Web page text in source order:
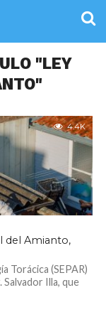
"LEY
4.4K
del Amianto,
Torácica (SEPAR)
Salvador Illa, que